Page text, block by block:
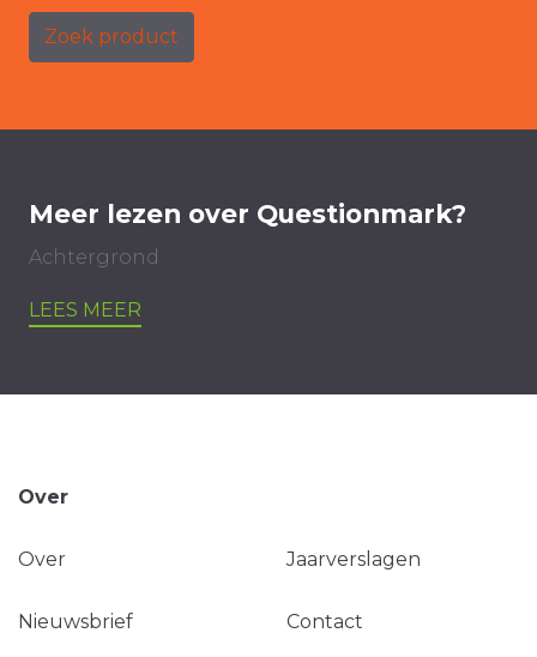
Zoek product
Meer lezen over Questionmark?
Achtergrond
LEES MEER
Over
Over Jaarverslagen
Nieuwsbrief Contact